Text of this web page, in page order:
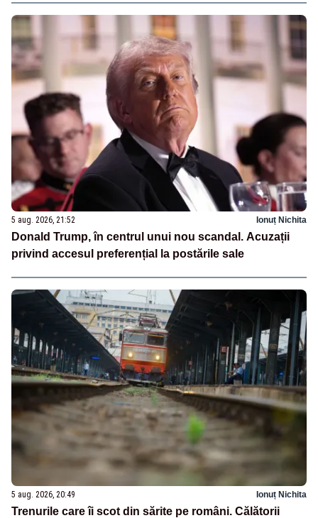
5 aug. 2026, 21:52 Ionuț Nichita
Donald Trump, în centrul unui nou scandal. Acuzații
privind accesul preferențial la postările sale
5 aug. 2026, 20:49 Ionuț Nichita
Trenurile care îi scot din sărite pe români. Călătorii